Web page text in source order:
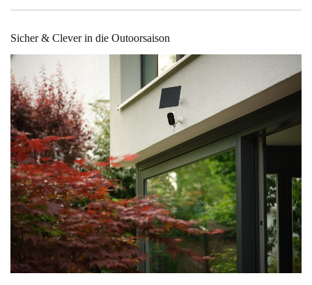
Sicher & Clever in die Outoorsaison